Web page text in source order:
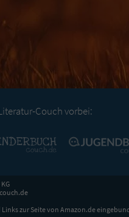
Couch vorbei:
zur Seite von Amazon.de